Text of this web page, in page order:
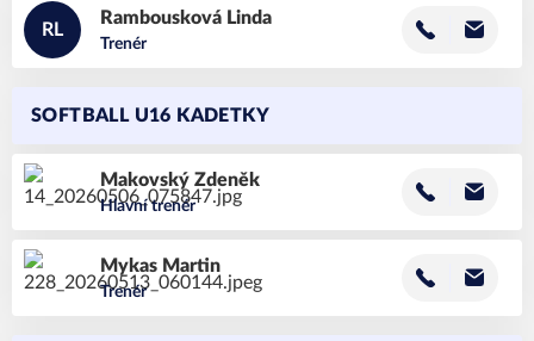
RL
Linda
Rambousková
Trenér
SOFTBALL U16 KADETKY
Zdeněk
Makovský
Hlavní trenér
Martin
Mykas
Trenér